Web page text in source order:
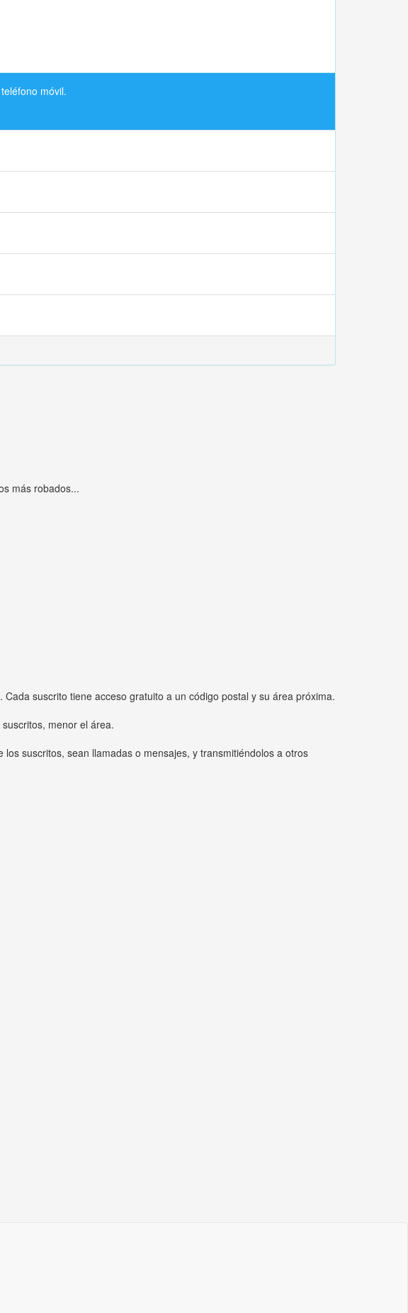
móvil.
más robados...
suscrito tiene acceso gratuito a un código postal y su área próxima.
menor el área.
suscritos, sean llamadas o mensajes, y transmitiéndolos a otros